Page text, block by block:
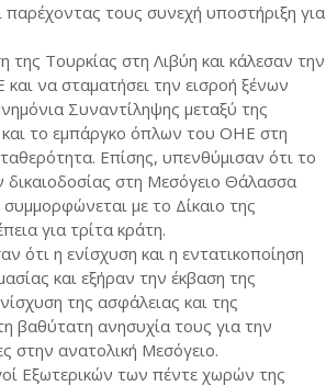
τους συνεχή υποστήριξη για
Τουρκίας στη Λιβύη και κάλεσαν την
να σταματήσει την εισροή ξένων
Συναντίληψης μεταξύ της
και το εμπάργκο όπλων του ΟΗΕ στη
Επίσης, υπενθύμισαν ότι το
στη Μεσόγειο Θάλασσα
με το Δίκαιο της
για τρίτα κράτη.
ότι η ενίσχυση και η εντατικοποίηση
και εξήραν την έκβαση της
της ασφάλειας και της
βαθύτατη ανησυχία τους για την
στην ανατολική Μεσόγειο.
Εξωτερικών των πέντε χωρών της